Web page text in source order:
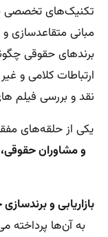
تکنیک‌های تخصصی
مبانی متقاعدسازی
برندهای حقوقی
ارتباطات کلامی و
نقد و بررسی فیلم
یکی از حلقه‌های
و مشاوران حقوقی،
بازاریابی و
به آن‌ها پرداخته